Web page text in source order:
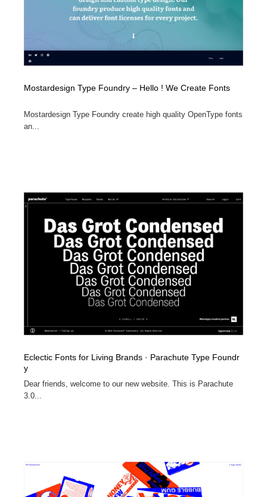
Mostardesign Type Foundry – Hello ! We Create Fonts
Mostardesign Type Foundry create high quality OpenType fonts
an...
Eclectic Fonts for Living Brands · Parachute Type Foundr
y
Dear friends, welcome to our new website. This is Parachute
3.0...